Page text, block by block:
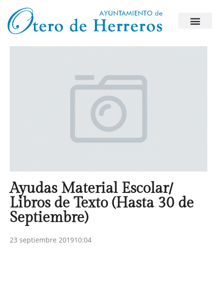
Ayudas Material Escolar/
Libros de Texto (Hasta 30 de
Septiembre)
23 septiembre 201910:04